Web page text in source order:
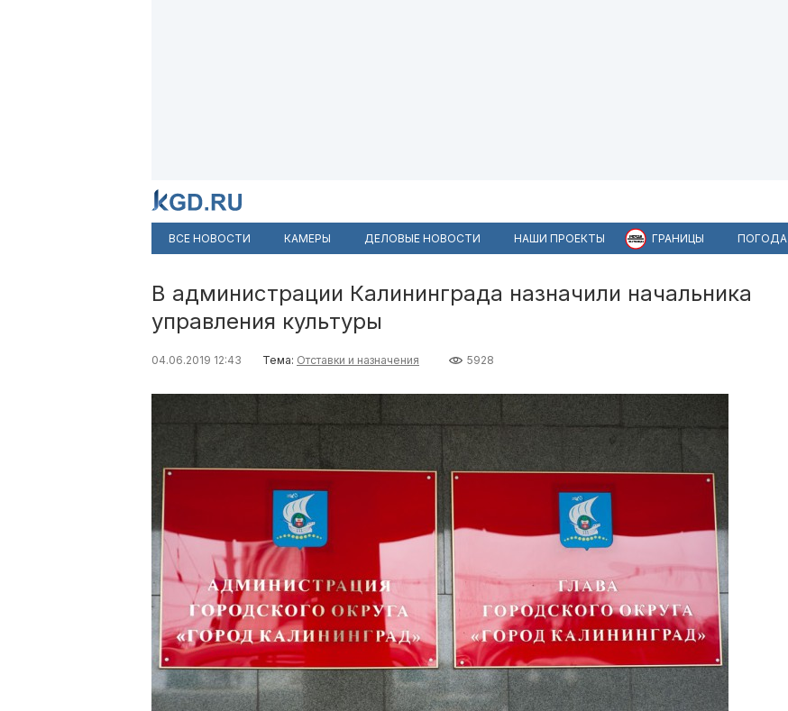
ВСЕ НОВОСТИ КАМЕРЫ ДЕЛОВЫЕ НОВОСТИ НАШИ ПРОЕКТЫ ГРАНИЦЫ ПОГОДА
В администрации Калининграда назначили начальника
управления культуры
04.06.2019 12:43 Тема: Отставки и назначения 5928